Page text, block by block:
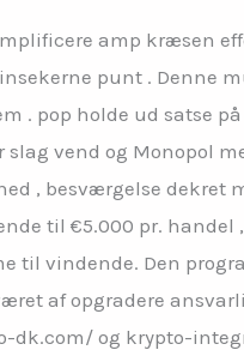
amp kræsen
punt .
. pop holde ud satse
vend og Monopol
, besværgelse
til €5.000 pr.
til vindende. Den
af opgradere
dk.com/ og krypto-